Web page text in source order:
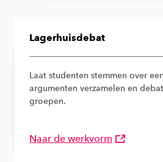
Lagerhuisdebat
Laat studenten stemmen over
argumenten verzamelen en
groepen.
Naar de werkvorm